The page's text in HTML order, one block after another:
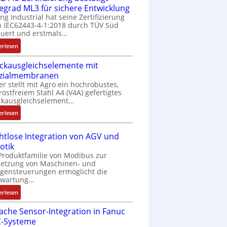
ML3 für sichere Entwicklung
Industrial hat seine Zertifizierung
IEC62443-4-1:2018 durch TÜV Süd
und erstmals…
:
I
E
C
6
2
4
4
3
Z
e
r
t
i
i
z
i
mit
stellt mit Agro ein hochrobustes,
Stahl A4 (V4A) gefertigtes
:
D
u
c
k
a
u
g
e
Integration von AGV und
von Modibus zur
von Maschinen- und
ermöglicht die
:
D
r
a
Sensor-Integration in Fanuc
Systeme